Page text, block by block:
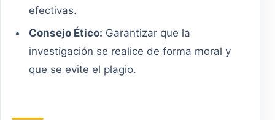
efectivas.
Consejo Ético: Garantizar que la
investigación se realice de forma moral y
que se evite el plagio.